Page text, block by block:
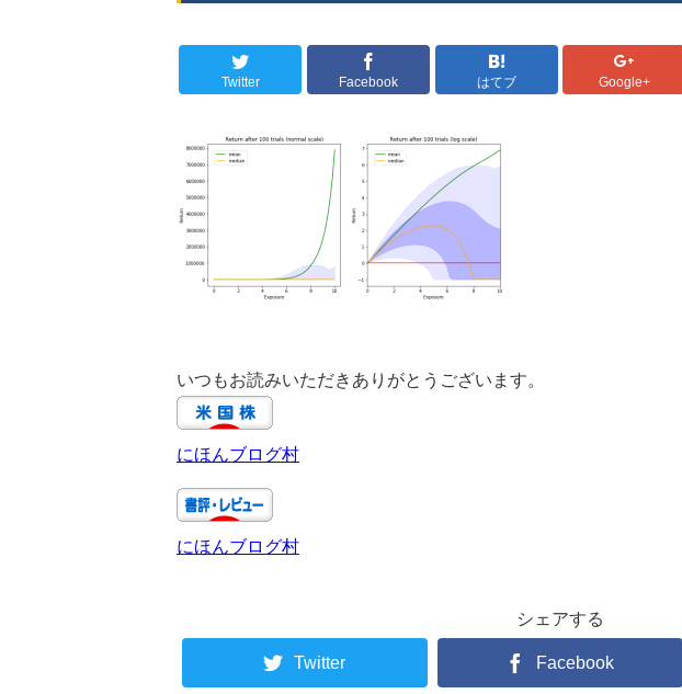
Twitter Facebook はてブ Google+
いつもお読みいただきありがとうございます。
にほんブログ村
にほんブログ村
シェアする
Twitter Facebook